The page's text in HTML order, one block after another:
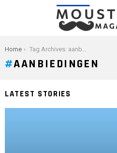
You are here:
Home Tag Archives: aanbiedingen
AANBIEDINGEN
LATEST STORIES